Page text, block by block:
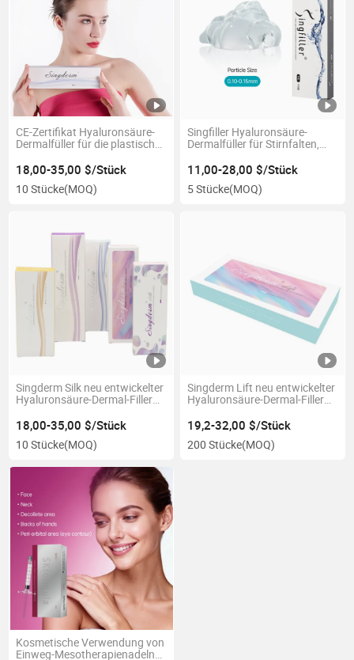
CE-Zertifikat Hyaluronsäure-
Dermalfüller für die plastische
18,00-35,00 $/Stück
10 Stücke(MOQ)
Singfiller Hyaluronsäure-
Dermalfüller für Stirnfalten,
11,00-28,00 $/Stück
5 Stücke(MOQ)
Singderm Silk neu entwickelter
Hyaluronsäure-Dermal-Filler
18,00-35,00 $/Stück
10 Stücke(MOQ)
Singderm Lift neu entwickelter
Hyaluronsäure-Dermal-Filler
19,2-32,00 $/Stück
200 Stücke(MOQ)
Kosmetische Verwendung von
Einweg-Mesotherapienadeln